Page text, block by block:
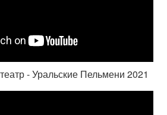
- Уральские Пельмени 2021